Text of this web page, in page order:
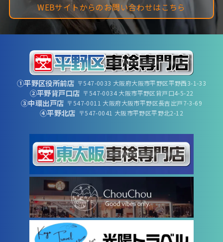
WEBサイトからのお問い合わせはこちら
①平野区役所前店 〒547-0033 大阪府大阪市平野区平野西3-1-33
②平野背戸口店 〒547-0034 大阪市平野区背戸口4-5-22
③中環出戸店 〒547-0011 大阪府大阪市平野区長吉出戸7-3-69
④平野北店 〒547-0041 大阪市平野区平野北2-12